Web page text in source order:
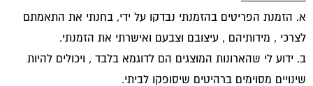
א. הזמנת הפריטים בהזמנתי נבדקו על ידי, בחנתי את התאמתם
לצרכי , מידותיהם , עיצובם וצבעם ואישרתי את הזמנתי.
ב. ידוע לי שהארונות המוצגים הם לדוגמא בלבד , ויכולים להיות
שינויים מסוימים ברהיטים שיסופקו לביתי.